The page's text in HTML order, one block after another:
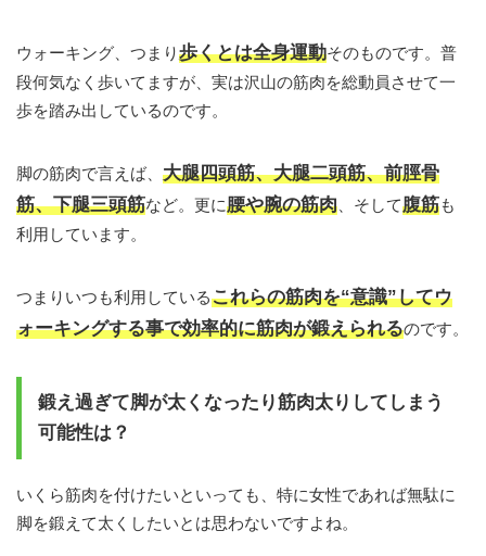
ウォーキング、つまり歩くとは全身運動そのものです。普
段何気なく歩いてますが、実は沢山の筋肉を総動員させて一
歩を踏み出しているのです。
脚の筋肉で言えば、 大腿四頭筋、大腿二頭筋、前脛骨
筋、下腿三頭筋など。更に腰や腕の筋肉 、そして腹筋も
利用しています。
つまりいつも利用しているこれらの筋肉を“意識”してウ
ォーキングする事で効率的に筋肉が鍛えられるのです。
鍛え過ぎて脚が太くなったり筋肉太りしてしまう
可能性は？
いくら筋肉を付けたいといっても、特に女性であれば無駄に
脚を鍛えて太くしたいとは思わないですよね。